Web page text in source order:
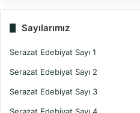
Sayılarımız
Serazat Edebiyat Sayı 1
Serazat Edebiyat Sayı 2
Serazat Edebiyat Sayı 3